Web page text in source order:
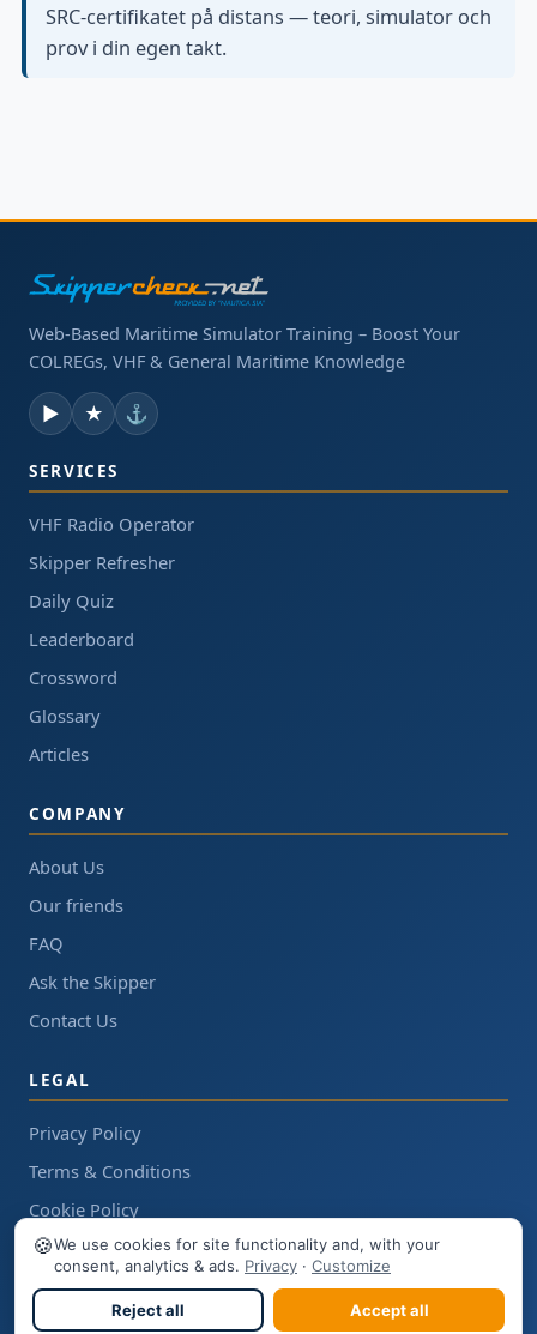
SRC-certifikatet på distans — teori, simulator och
prov i din egen takt.
Web-Based Maritime Simulator Training – Boost Your
COLREGs, VHF & General Maritime Knowledge
▶ ★ ⚓
SERVICES
VHF Radio Operator
Skipper Refresher
Daily Quiz
Leaderboard
Crossword
Glossary
Articles
COMPANY
About Us
Our friends
FAQ
Ask the Skipper
Contact Us
LEGAL
Privacy Policy
Terms & Conditions
Cookie Policy
© 2008 – 2026 SkipperCheck.net
Provided by NAUTICA SIA · Reg.No. 40103191687
🍪We use cookies for site functionality and, with your
consent, analytics & ads. Privacy · Customize
Reject all Accept all